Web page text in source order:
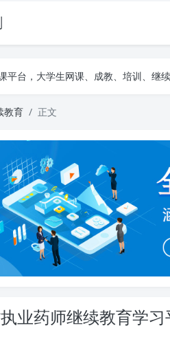
作平台，根据真实文献内容生成论文
平台，大学生网课、成教、培训、继
平台，大学生网课、成教、培训、继
教育 正文
业药师继续教育学